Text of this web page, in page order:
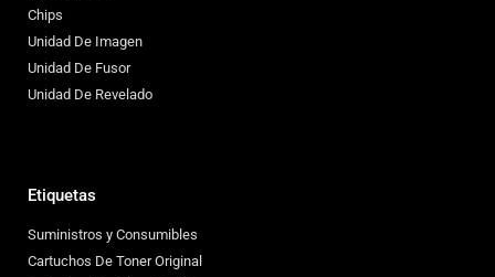
Chips
Unidad De Imagen
Unidad De Fusor
Unidad De Revelado
Etiquetas
Suministros y Consumibles
Cartuchos De Toner Original